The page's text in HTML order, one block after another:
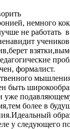
немного
не работать
формалист.
быть
более в
у следующего